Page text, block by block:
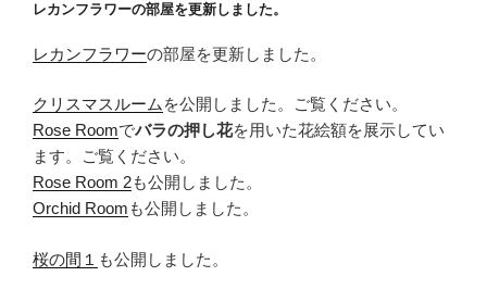
レカンフラワーの部屋を更新しました。
レカンフラワーの部屋を更新しました。
クリスマスルーム を公開しました。ご覧ください。
Rose Roomでバラの押し花を用いた花絵額を展示してい
ます。ご覧ください。
Rose Room 2も公開しました。
Orchid Room も公開しました。
桜の間１ も公開しました。